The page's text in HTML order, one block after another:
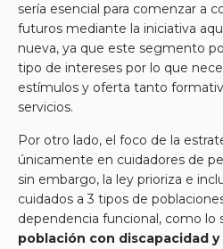
sería esencial para comenzar a
futuros mediante la iniciativa
nueva, ya que este segmento
tipo de intereses por lo que
estímulos y oferta tanto
servicios.
Por otro lado, el foco de la
únicamente en cuidadores de
sin embargo, la ley prioriza e
cuidados a 3 tipos de
dependencia funcional, como lo
población con discapacidad